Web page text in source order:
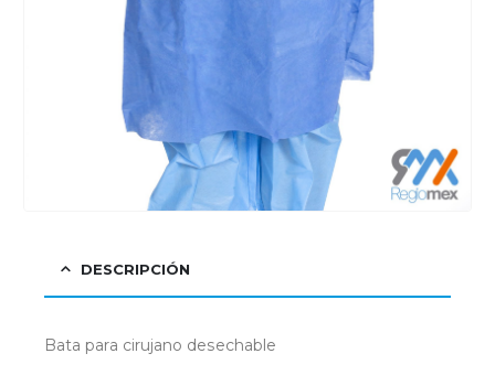
DESCRIPCIÓN
Bata para cirujano desechable